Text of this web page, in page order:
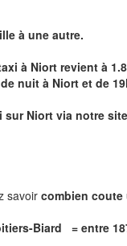
à une autre.
à Niort revient à
nuit à Niort et de
sur Niort via notre site
savoir combien coute
Biard = entre